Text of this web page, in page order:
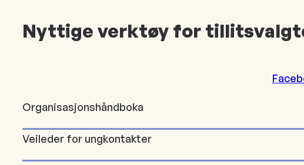
Nyttige verktøy for
Organisasjonshåndboka
Veileder for ungkontakter